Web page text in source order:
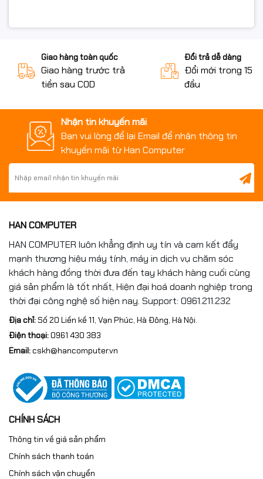
Giao hàng toàn quốc
Giao hàng trước trả
tiền sau COD
Đổi trả dễ dàng
Đổi mới trong 15
đầu
Nhận tin khuyến mãi
Bạn vui lòng để lại Email để nhận thông tin
khuyến mãi từ Han Computer
HAN COMPUTER
HAN COMPUTER luôn khẳng định uy tín và cam kết đẩy
mạnh thương hiệu máy tính, máy in dịch vụ chăm sóc
khách hàng đồng thời đưa đến tay khách hàng cuối cùng
giá sản phẩm là tốt nhất, Hiện đại hoá doanh nghiệp trong
thời đại công nghệ số hiện nay. Support: 0961.211.232
Địa chỉ:Số 20 Liền kề 11, Vạn Phúc, Hà Đông, Hà Nội.
Điện thoại:0961 430 383
Email:cskh@hancomputer.vn
CHÍNH SÁCH
Thông tin về giá sản phẩm
Chính sách thanh toán
Chính sách vận chuyển